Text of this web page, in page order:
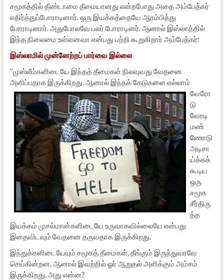
சமூகத்தில் தீண்டாமை தீமையானது என்றபோது அதை அம்பேத்கர்
எதிர்த்துப்போராடினார். ஒரு இயக்கத்தையே ஆரம்பித்து
போராடினார். அதுபோலவே பலர் போராடினர். ஆனால் இஸ்லாத்தில்
இந்த நிலைமை உள்ளனவா என்பது பற்றி கூறுகிறார் அம்பேத்கர்:
இஸ்லாமில் முன்னேற்றப் பார்வை இல்லை
‘‘முஸ்லீம்களிடையே இந்தத் தீமைகள் நிலவுவது வேதனை
அளிப்பதாக இருக்கிறது. ஆனால் இந்தக் கேடுகளை எல்லாம்
வேரோ
டு
வேரடி
மண்
ணோடு
அடிசா
ய்க்கக்
கூடிய
ஒரு
சமூக
சீர்திரு
த்த
இயக்கம் முசல்மான்களிடையே உருவாகவில்லையே என்பது
இதைவிடவும் வேதனை தருவதாக இருக்கிறது.
இந்துக்களிடையேயும் சமூகத் தீமைகள், தீங்கும் இருந்துவரவே
செய்கின்றன. ஆனால் இவற்றில் ஓர் ஆறுதல் அளிக்கும் அம்சம்
இருக்கிறது. அது என்ன?